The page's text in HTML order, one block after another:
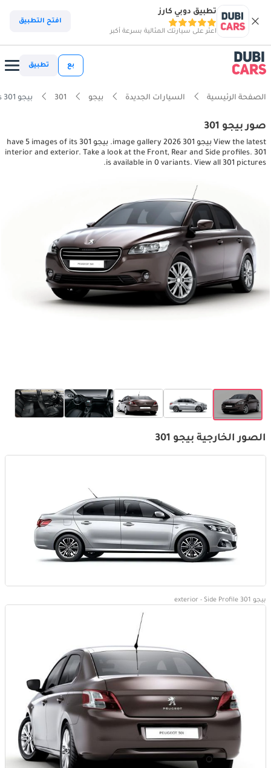
تطبيق دوبي كارز
اعثر على سيارتك المثالية بسرعة أكبر
افتح التطبيق
بع تطبيق
الصفحة الرئيسية السيارات الجديدة بيجو 301 بيجو 301 interior, exterior pictures
صور بيجو 301
View the latest بيجو 301 2026 image gallery. بيجو 301 have 5 images of its
interior and exterior. Take a look at the Front, Rear and Side profiles. 301
is available in 0 variants. View all 301 pictures.
الصور الخارجية بيجو 301
بيجو 301 exterior - Side Profile